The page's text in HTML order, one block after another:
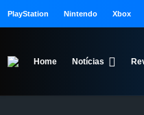
PlayStation Nintendo Xbox
Home Notícias